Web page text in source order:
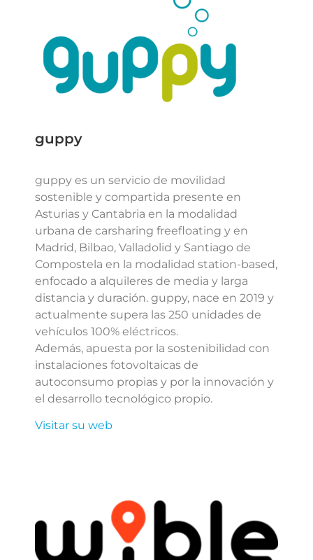
guppy
guppy es un servicio de movilidad
sostenible y compartida presente en
Asturias y Cantabria en la modalidad
urbana de carsharing freefloating y en
Madrid, Bilbao, Valladolid y Santiago de
Compostela en la modalidad station-based,
enfocado a alquileres de media y larga
distancia y duración. guppy, nace en 2019 y
actualmente supera las 250 unidades de
vehículos 100% eléctricos.
Además, apuesta por la sostenibilidad con
instalaciones fotovoltaicas de
autoconsumo propias y por la innovación y
el desarrollo tecnológico propio.
Visitar su web